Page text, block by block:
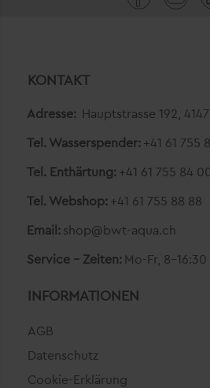
KONTAKT
Adresse: Hauptstrasse 192,
Tel. Wasserspender: +41 61 755
Tel. Enthärtung: +41 61 755 84
Tel. Webshop: +41 61 755 88 88
Email: shop@bwt-aqua.ch
Service - Zeiten: Mo-Fr, 8-16:30
INFORMATIONEN
AGB
Datenschutz
Cookie-Erklärung